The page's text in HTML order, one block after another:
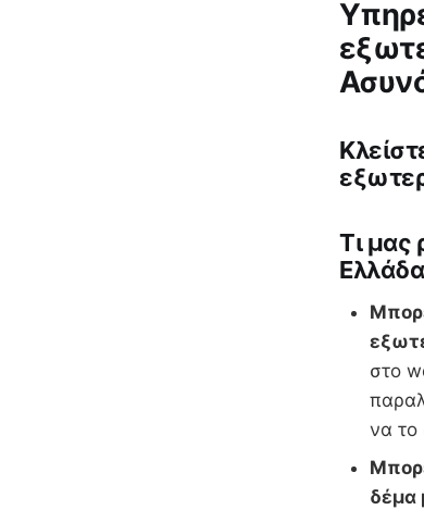
Tι μας
στο
να το
δέμα